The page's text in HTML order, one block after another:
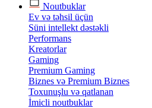
Noutbuklar
Ev və təhsil üçün
Süni intellekt dəstəkli
Performans
Kreatorlar
Gaming
Premium Gaming
Biznes və Premium Biznes
Toxunuşlu və qatlanan
İmicli noutbuklar